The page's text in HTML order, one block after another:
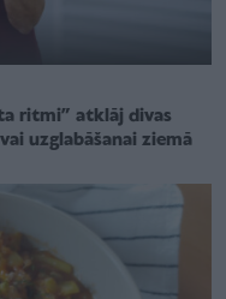
ritmi” atklāj divas
uzglabāšanai ziemā